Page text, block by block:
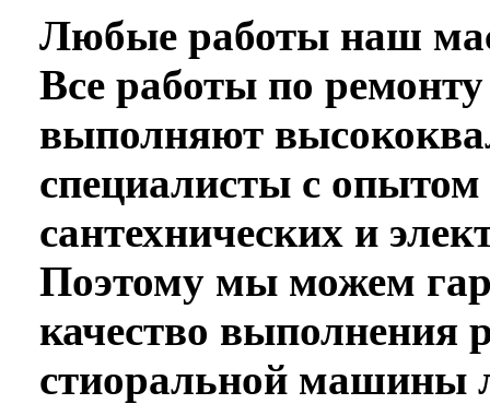
Любые работы наш
Все работы по
выполняют
специалисты с опытом
сантехнических и
Поэтому мы можем
качество выполнения
стиоральной машины